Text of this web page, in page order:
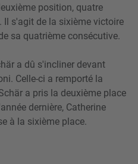
position, quatre
Il s'agit de la sixième victoire
sa quatrième consécutive.
a dû s'incliner devant
Celle-ci a remporté la
a pris la deuxième place
dernière, Catherine
à la sixième place.